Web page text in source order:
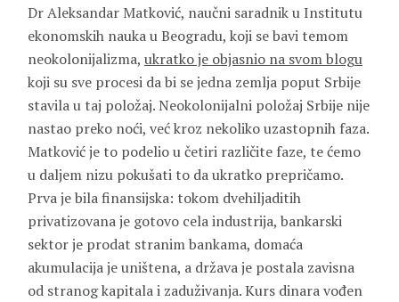
Dr Aleksandar Matković, naučni saradnik u Institutu
ekonomskih nauka u Beogradu, koji se bavi temom
neokolonijalizma, ukratko je objasnio na svom blogu
koji su sve procesi da bi se jedna zemlja poput Srbije
stavila u taj položaj. Neokolonijalni položaj Srbije nije
nastao preko noći, već kroz nekoliko uzastopnih faza.
Matković je to podelio u četiri različite faze, te ćemo
u daljem nizu pokušati to da ukratko prepričamo.
Prva je bila finansijska: tokom dvehiljaditih
privatizovana je gotovo cela industrija, bankarski
sektor je prodat stranim bankama, domaća
akumulacija je uništena, a država je postala zavisna
od stranog kapitala i zaduživanja. Kurs dinara vođen